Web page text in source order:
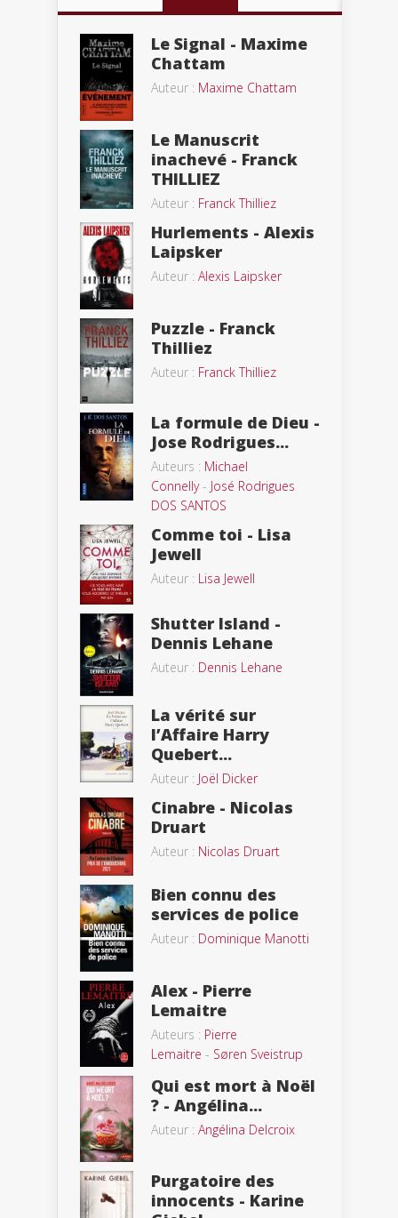
Le Signal - Maxime
Chattam
Auteur : Maxime Chattam
Le Manuscrit
inachevé - Franck
THILLIEZ
Auteur : Franck Thilliez
Hurlements - Alexis
Laipsker
Auteur : Alexis Laipsker
Puzzle - Franck
Thilliez
Auteur : Franck Thilliez
La formule de Dieu -
Jose Rodrigues...
Auteurs : Michael
Connelly- José Rodrigues
DOS SANTOS
Comme toi - Lisa
Jewell
Auteur : Lisa Jewell
Shutter Island -
Dennis Lehane
Auteur : Dennis Lehane
La vérité sur
l’Affaire Harry
Quebert...
Auteur : Joël Dicker
Cinabre - Nicolas
Druart
Auteur : Nicolas Druart
Bien connu des
services de police
Auteur : Dominique Manotti
Alex - Pierre
Lemaitre
Auteurs : Pierre
Lemaitre - Søren Sveistrup
Qui est mort à Noël
? - Angélina...
Auteur : Angélina Delcroix
Purgatoire des
innocents - Karine